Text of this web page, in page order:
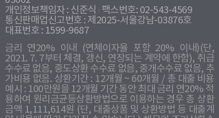
개인정보책임자 : 신준식
팩스번호: 02-543-4569
통신판매업신고번호 : 제2025-서울강남-03876호
대표번호 : 1599-9687
금리 연20% 이내 (연체이자율 포함 20% 이내)(단,
2021. 7. 7부터 체결, 갱신, 연장되는 계약에 한함), 취급
수수료 없음, 중도상환 수수료 없음, 중개수수료 없음, 추
가비용 없음. 상환기간 : 12개월 ~ 60개월 / 총 대출 비용
예시 : 100만원을 12개월 기간 동안 최대 금리 연20% 적
용하여 원리금균등상환방법으로 이용하는 경우 총 상환
금액 1,111,614원 (단, 대출상품 및 상환방법 등 대출계